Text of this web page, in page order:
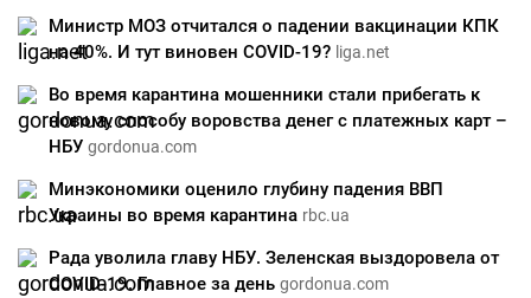
Министр МОЗ отчитался о падении вакцинации КПК
на 40%. И тут виновен COVID-19? liga.net
Во время карантина мошенники стали прибегать к
новому способу воровства денег с платежных карт –
НБУ gordonua.com
Минэкономики оценило глубину падения ВВП
Украины во время карантина rbc.ua
Рада уволила главу НБУ. Зеленская выздоровела от
COVID-19. Главное за день gordonua.com